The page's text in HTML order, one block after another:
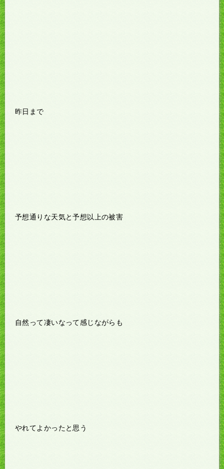
昨日まで
予想通りな天気と予想以上の被害
自然って凄いなって感じながらも
やれてよかったと思う